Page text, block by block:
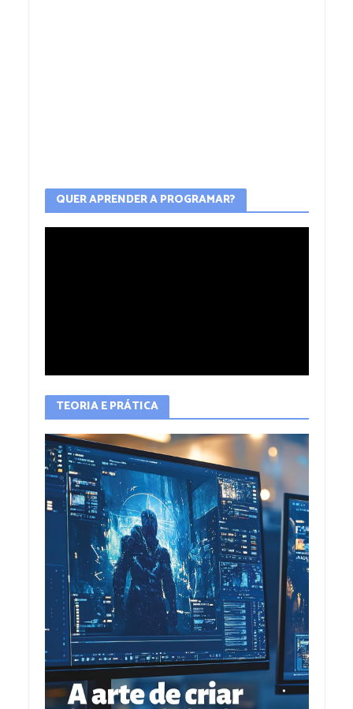
QUER APRENDER A PROGRAMAR?
TEORIA E PRÁTICA